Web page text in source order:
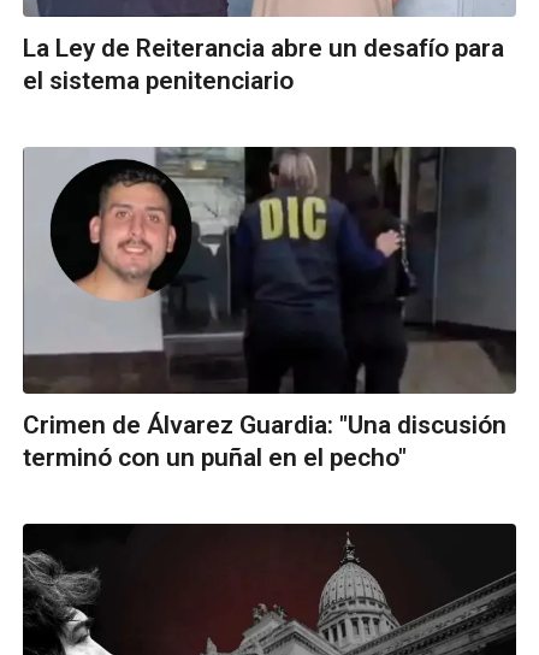
La Ley de Reiterancia abre un desafío para
el sistema penitenciario
Crimen de Álvarez Guardia: "Una discusión
terminó con un puñal en el pecho"